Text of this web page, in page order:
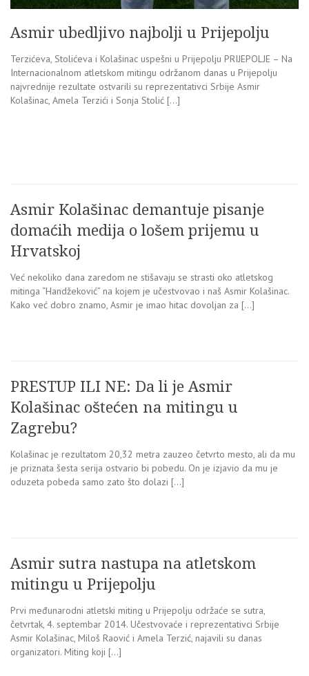
Asmir ubedljivo najbolji u Prijepolju
Terzićeva, Stolićeva i Kolašinac uspešni u Prijepolju PRIJEPOLJE – Na
Internacionalnom atletskom mitingu održanom danas u Prijepolju
najvrednije rezultate ostvarili su reprezentativci Srbije Asmir
Kolašinac, Amela Terzići i Sonja Stolić […]
Asmir Kolašinac demantuje pisanje
domaćih medija o lošem prijemu u
Hrvatskoj
Već nekoliko dana zaredom ne stišavaju se strasti oko atletskog
mitinga “Handžeković” na kojem je učestvovao i naš Asmir Kolašinac.
Kako već dobro znamo, Asmir je imao hitac dovoljan za […]
PRESTUP ILI NE: Da li je Asmir
Kolašinac oštećen na mitingu u
Zagrebu?
Kolašinac je rezultatom 20,32 metra zauzeo četvrto mesto, ali da mu
je priznata šesta serija ostvario bi pobedu. On je izjavio da mu je
oduzeta pobeda samo zato što dolazi […]
Asmir sutra nastupa na atletskom
mitingu u Prijepolju
Prvi međunarodni atletski miting u Prijepolju održaće se sutra,
četvrtak, 4. septembar 2014. Učestvovaće i reprezentativci Srbije
Asmir Kolašinac, Miloš Raović i Amela Terzić, najavili su danas
organizatori. Miting koji […]